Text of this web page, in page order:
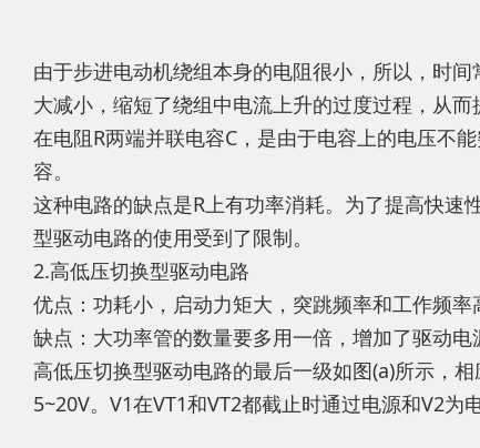
由于步进电动机绕组本身的电阻很小，所以，时
大减小，缩短了绕组中电流上升的过度过程，从而
在电阻R两端并联电容C，是由于电容上的电压不
容。
这种电路的缺点是R上有功率消耗。为了提高快
型驱动电路的使用受到了限制。
2.高低压切换型驱动电路
优点：功耗小，启动力矩大，突跳频率和工作频率
缺点：大功率管的数量要多用一倍，增加了驱动电
高低压切换型驱动电路的最后一级如图(a)所示，
5~20V。V1在VT1和VT2都截止时通过电源和V2为